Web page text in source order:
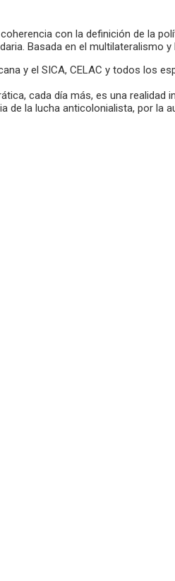
con la definición de la
Basada en el multilateralismo y
y el SICA, CELAC y todos los
cada día más, es una
la lucha anticolonialista, por